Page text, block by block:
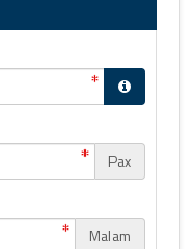
Pax
Malam